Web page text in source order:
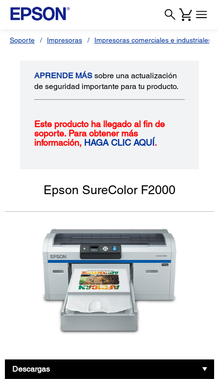
Soporte Impresoras Impresoras comerciales e industriales
APRENDE MÁS sobre una actualización
de seguridad importante para tu producto.
Este producto ha llegado al fin de
soporte. Para obtener más
información, HAGA CLIC AQUÍ.
Epson SureColor F2000
Descargas